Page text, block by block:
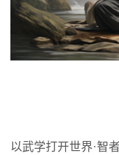
以武学打开世界·智